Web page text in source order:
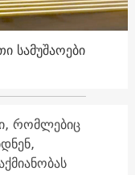
სამუშაოები
რომლებიც